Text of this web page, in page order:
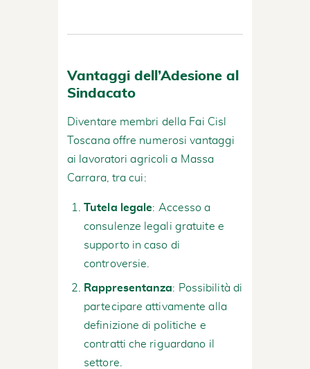
Vantaggi dell’Adesione al
Sindacato
Diventare membri della Fai Cisl
Toscana offre numerosi vantaggi
ai lavoratori agricoli a Massa
Carrara, tra cui:
Tutela legale: Accesso a
consulenze legali gratuite e
supporto in caso di
controversie.
Rappresentanza: Possibilità di
partecipare attivamente alla
definizione di politiche e
contratti che riguardano il
settore.